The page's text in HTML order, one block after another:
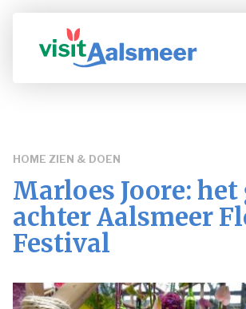
Visit Aalsmeer
Eten & Drinken
Accommodaties
Praktische
HOME ZIEN & DOEN
Marloes Joore:
achter Aalsmeer
Festival